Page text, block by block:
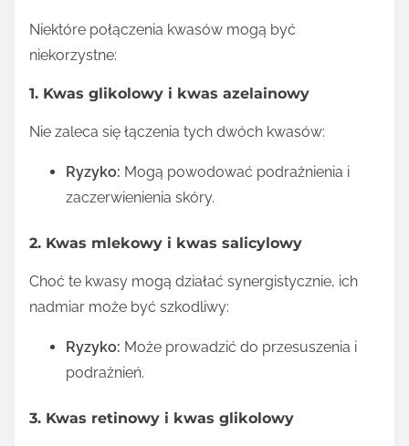
Niektóre połączenia kwasów mogą być
niekorzystne:
1. Kwas glikolowy i kwas azelainowy
Nie zaleca się łączenia tych dwóch kwasów:
Ryzyko: Mogą powodować podrażnienia i
zaczerwienienia skóry.
2. Kwas mlekowy i kwas salicylowy
Choć te kwasy mogą działać synergistycznie, ich
nadmiar może być szkodliwy:
Ryzyko: Może prowadzić do przesuszenia i
podrażnień.
3. Kwas retinowy i kwas glikolowy